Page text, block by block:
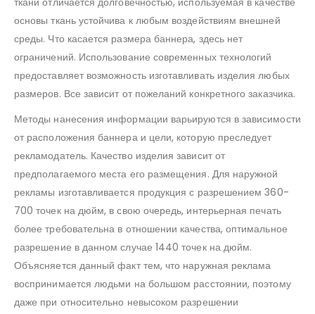
основы ткань устойчива к любым воздействиям внешней
среды. Что касается размера баннера, здесь нет
ограничений. Использование современных технологий
предоставляет возможность изготавливать изделия любых
размеров. Все зависит от пожеланий конкретного заказчика.
Методы нанесения информации варьируются в зависимости
от расположения баннера и цели, которую преследует
рекламодатель. Качество изделия зависит от
предполагаемого места его размещения. Для наружной
рекламы изготавливается продукция с разрешением 360-
700 точек на дюйм, в свою очередь, интерьерная печать
более требовательна в отношении качества, оптимальное
разрешение в данном случае 1440 точек на дюйм.
Объясняется данный факт тем, что наружная реклама
воспринимается людьми на большом расстоянии, поэтому
даже при относительно невысоком разрешении